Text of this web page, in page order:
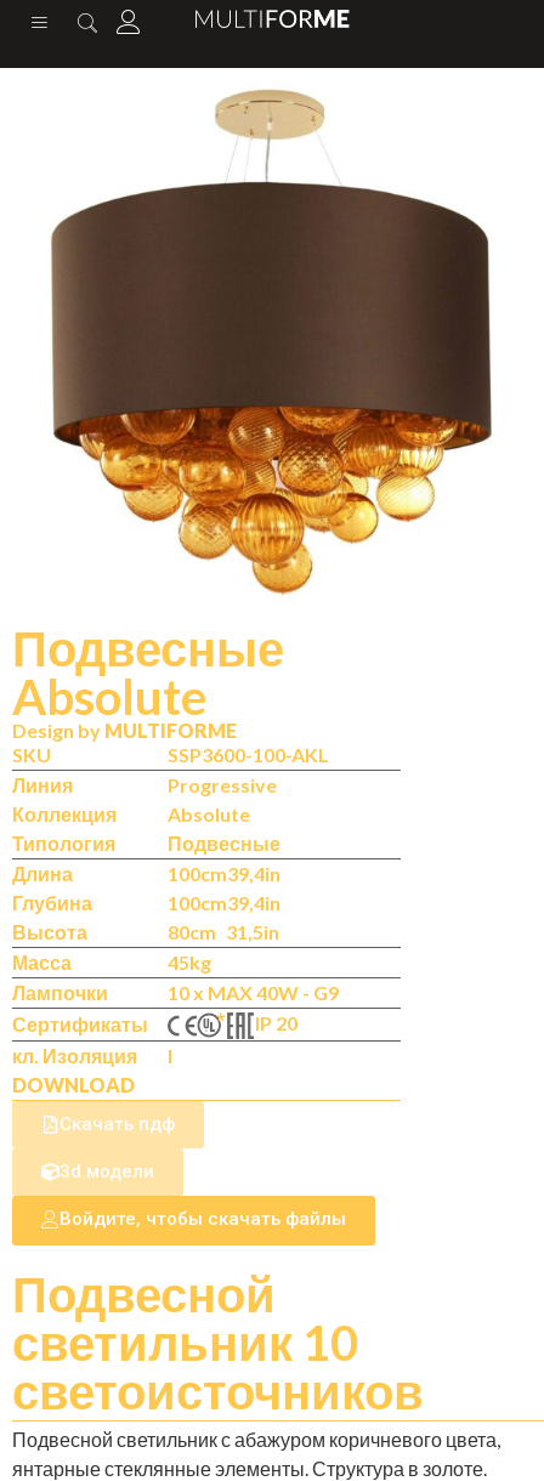
содержимому
IT
Absolute
Design by MULTIFORME
Подвесные
SKU
SSP3600-100-AKL
Линия
Progressive
Коллекция
Absolute
Типология
Подвесные
Длина
100cm39,4in
Глубина
100cm39,4in
Высота
80cm 31,5in
Масса
45kg
Лампочки
10 x MAX 40W - G9
Сертификаты
IP 20
кл. Изоляция
I
DOWNLOAD
Скачать пдф
3d модели
Войдите, чтобы скачать файлы
Подвесной
светильник 10
светоисточников
Подвесной светильник с абажуром коричневого цвета,
янтарные стеклянные элементы. Структура в золоте.